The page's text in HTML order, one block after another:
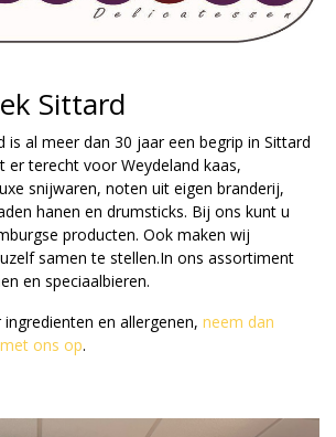
Sittard
is al meer dan 30 jaar een begrip in Sittard
er terecht voor Weydeland kaas,
snijwaren, noten uit eigen branderij,
hanen en drumsticks. Bij ons kunt u
producten. Ook maken wij
samen te stellen.In ons assortiment
en speciaalbieren.
en allergenen, neem dan
ons op.